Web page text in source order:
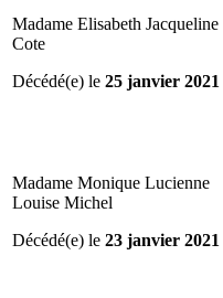
Madame Elisabeth Jacqueline
Cote
Décédé(e) le 25 janvier 2021
Madame Monique Lucienne
Louise Michel
Décédé(e) le 23 janvier 2021